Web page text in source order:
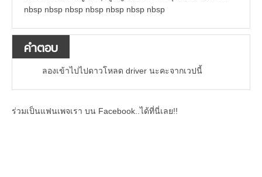
nbsp nbsp nbsp nbsp nbsp nbsp nbsp
คำตอบ
ลองเข้าไปไปดาวโหลด driver นะคะจากเวปนี้
ร่วมเป็นแฟนเพจเรา บน Facebook..ได้ที่นี่เลย!!